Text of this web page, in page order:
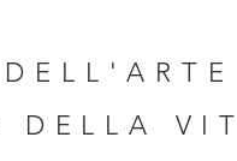
DELLA